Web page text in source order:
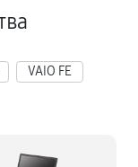
VAIO FE